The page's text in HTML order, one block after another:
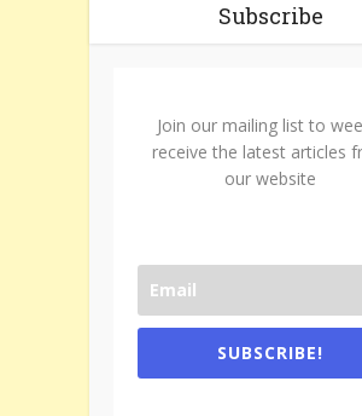
Subscribe
Join our mailing list to
receive the latest articles
our website
SUBSCRIBE!